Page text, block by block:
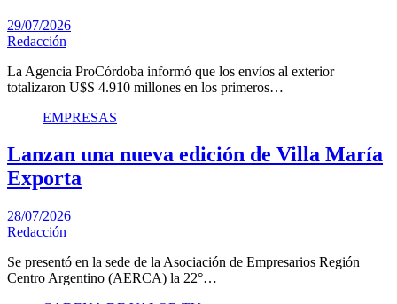
29/07/2026
Redacción
La Agencia ProCórdoba informó que los envíos al exterior
totalizaron U$S 4.910 millones en los primeros…
EMPRESAS
Lanzan una nueva edición de Villa María
Exporta
28/07/2026
Redacción
Se presentó en la sede de la Asociación de Empresarios Región
Centro Argentino (AERCA) la 22°…